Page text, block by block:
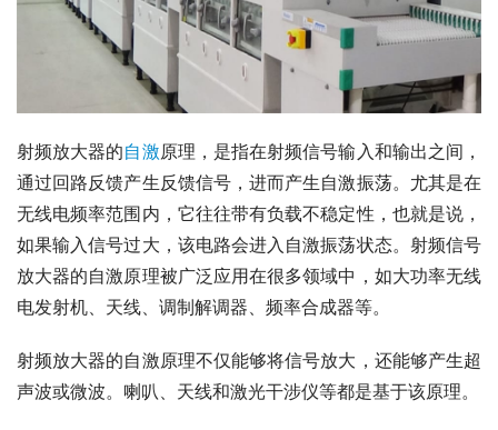
射频放大器的自激原理，是指在射频信号输入和输出之间，
通过回路反馈产生反馈信号，进而产生自激振荡。尤其是在
无线电频率范围内，它往往带有负载不稳定性，也就是说，
如果输入信号过大，该电路会进入自激振荡状态。射频信号
放大器的自激原理被广泛应用在很多领域中，如大功率无线
电发射机、天线、调制解调器、频率合成器等。
射频放大器的自激原理不仅能够将信号放大，还能够产生超
声波或微波。喇叭、天线和激光干涉仪等都是基于该原理。